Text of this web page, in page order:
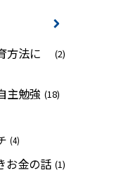
方法に
(2)
主勉強 (18)
(4)
お金の話 (1)